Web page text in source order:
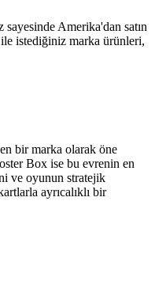
Amerika'dan satın
ile istediğiniz marka ürünleri,
bir marka olarak öne
Box ise bu evrenin en
ve oyunun stratejik
ayrıcalıklı bir